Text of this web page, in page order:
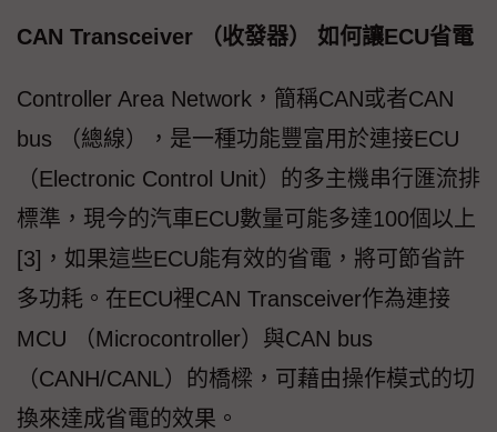
CAN Transceiver （收發器） 如何讓ECU省電
Controller Area Network，簡稱CAN或者CAN
bus （總線），是一種功能豐富用於連接ECU
（Electronic Control Unit）的多主機串行匯流排
標準，現今的汽車ECU數量可能多達100個以上
[3]，如果這些ECU能有效的省電，將可節省許
多功耗。在ECU裡CAN Transceiver作為連接
MCU （Microcontroller）與CAN bus
（CANH/CANL）的橋樑，可藉由操作模式的切
換來達成省電的效果。